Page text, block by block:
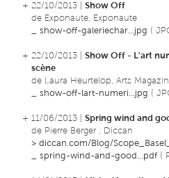
+ 22/10/2013 | Show Off
de Exponaute, Exponaute
show-off-galeriechar...jpg (
+ 22/10/2013 | Show Off - L'art
scène
de Laura Heurtelop, Arts
show-off-lart-numeri...jpg (
+ 11/06/2013 | Spring wind and
de Pierre Berger , Diccan
> diccan.com/Blog/
spring-wind-and-good...pdf (